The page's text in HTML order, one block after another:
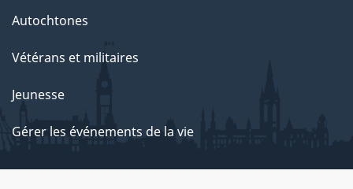
Autochtones
Vétérans et militaires
Jeunesse
Gérer les événements de la vie